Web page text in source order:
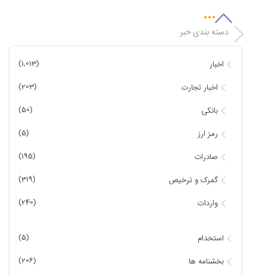
دسته بندی خبر
اخبار (1,013)
اخبار تجارت (203)
بانکی (50)
رمز ارز (5)
صادرات (195)
گمرک و ترخیص (319)
واردات (240)
استخدام (5)
بخشنامه ها (206)